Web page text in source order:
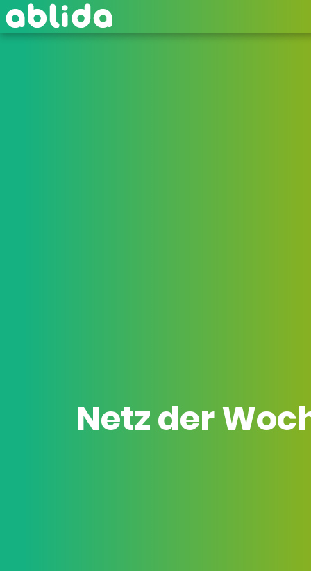
Netz der